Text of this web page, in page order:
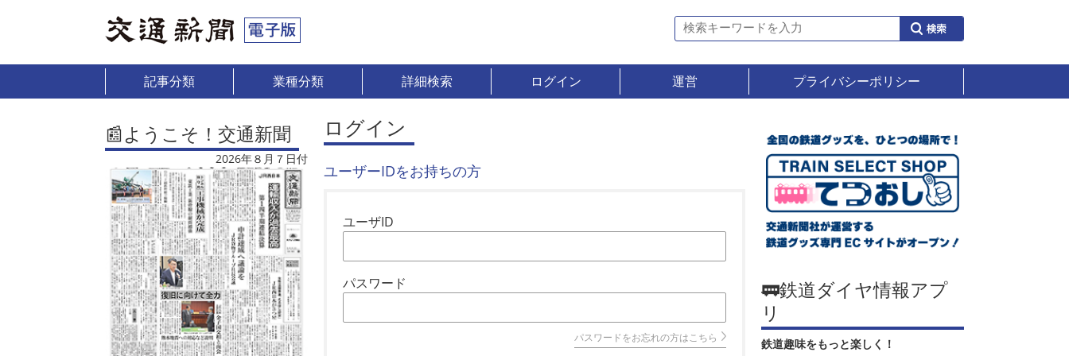
記事分類 業種分類 詳細検索 ログイン 運営 プライバシーポリシー
📰ようこそ！交通新聞
2026年８月７日付
ログイン
ユーザーIDをお持ちの方
ユーザID
パスワード
パスワードをお忘れの方はこちら
🚃鉄道ダイヤ情報アプ
リ
鉄道趣味をもっと楽しく！